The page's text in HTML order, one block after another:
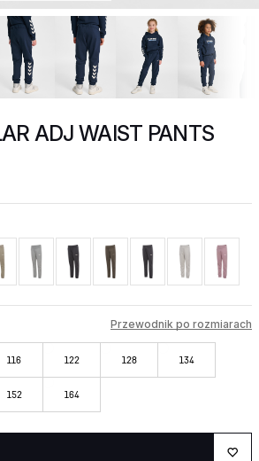
ADJ WAIST PANTS
Przewodnik po rozmiarach
116 122 128 134
152 164